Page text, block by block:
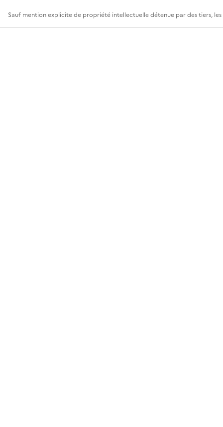
Sauf mention explicite de propriété intellectuelle détenue par des tiers,